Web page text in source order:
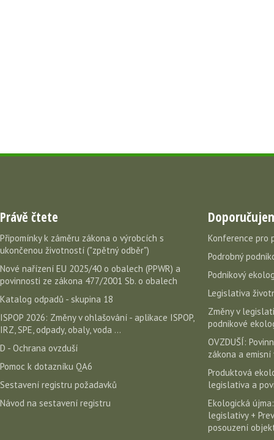
Právě čtete
Připomínky k záměru zákona o výrobcích s
ukončenou životností ("zpětný odběr")
Nové nařízení EU 2025/40 o obalech (PPWR) a
povinnosti ze zákona 477/2001 Sb. o obalech
Katalog odpadů - skupina 18
ISPOP 2026: Změny v ohlašování - aplikace ISPOP,
IRZ, SPE, odpady, obaly, voda ...
D - Ochrana ovzduší
Pomoc k dotazníku QA6
Sestavení registru požadavků
Návod na sestavení registru
Konference pro
Podrobný
Podnikový
Legislativa
Změny v
podnikové
OVZDUŠÍ:
zákona a emisní
Produktová
legislativa a
Ekologická
legislativy +
posouzení